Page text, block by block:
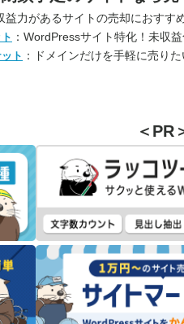
益力があるサイトの売却におすす
：WordPressサイト特化！未収
ト ：ドメインだけを手軽に売り
＜PR